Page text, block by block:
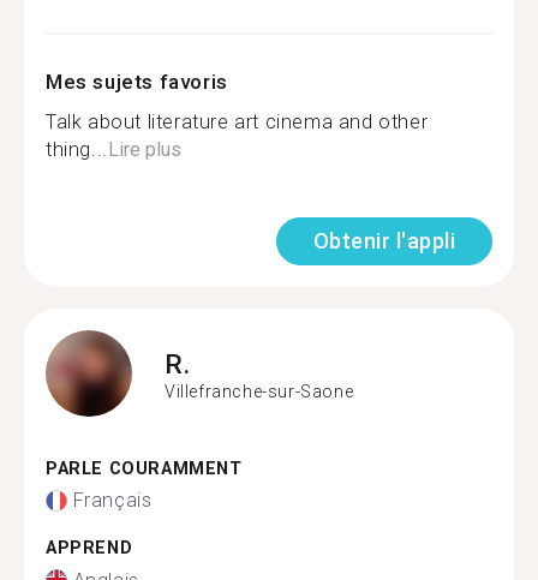
Mes sujets favoris
Talk about literature art cinema and other
thing... Lire plus
Obtenir l'appli
R.
Villefranche-sur-Saone
PARLE COURAMMENT
Français
APPREND